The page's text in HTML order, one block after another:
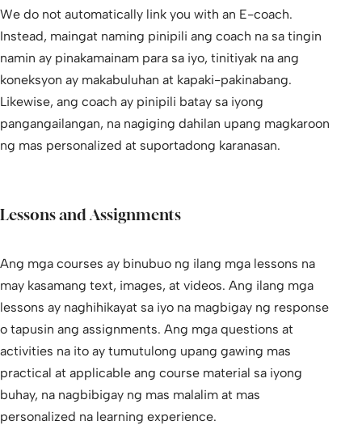
We do not automatically link you with an E-coach.
Instead, maingat naming pinipili ang coach na sa tingin
namin ay pinakamainam para sa iyo, tinitiyak na ang
koneksyon ay makabuluhan at kapaki-pakinabang.
Likewise, ang coach ay pinipili batay sa iyong
pangangailangan, na nagiging dahilan upang magkaroon
ng mas personalized at suportadong karanasan.
Lessons and Assignments
Ang mga courses ay binubuo ng ilang mga lessons na
may kasamang text, images, at videos. Ang ilang mga
lessons ay naghihikayat sa iyo na magbigay ng response
o tapusin ang assignments. Ang mga questions at
activities na ito ay tumutulong upang gawing mas
practical at applicable ang course material sa iyong
buhay, na nagbibigay ng mas malalim at mas
personalized na learning experience.